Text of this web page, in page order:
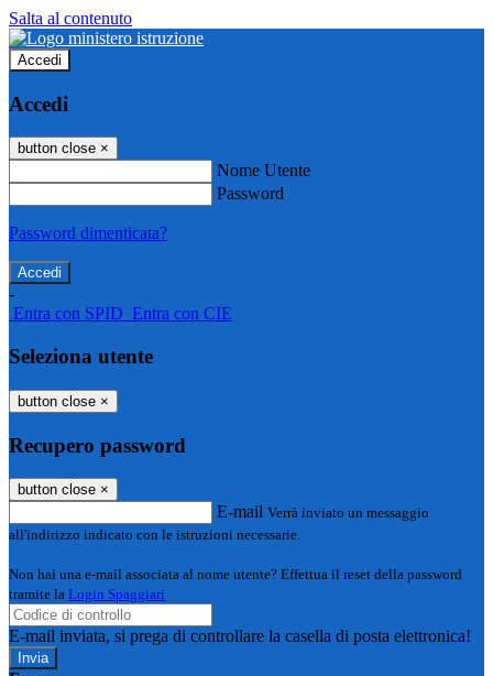
Salta al contenuto
Accedi
Accedi
button close ×
Nome Utente
Password
Password dimenticata?
-
Entra con SPID Entra con CIE
Seleziona utente
button close ×
Recupero password
button close ×
E-mail Verrà inviato un messaggio
all'indirizzo indicato con le istruzioni necessarie.
Non hai una e-mail associata al nome utente? Effettua il reset della password
tramite la Login Spaggiari
E-mail inviata, si prega di controllare la casella di posta elettronica!